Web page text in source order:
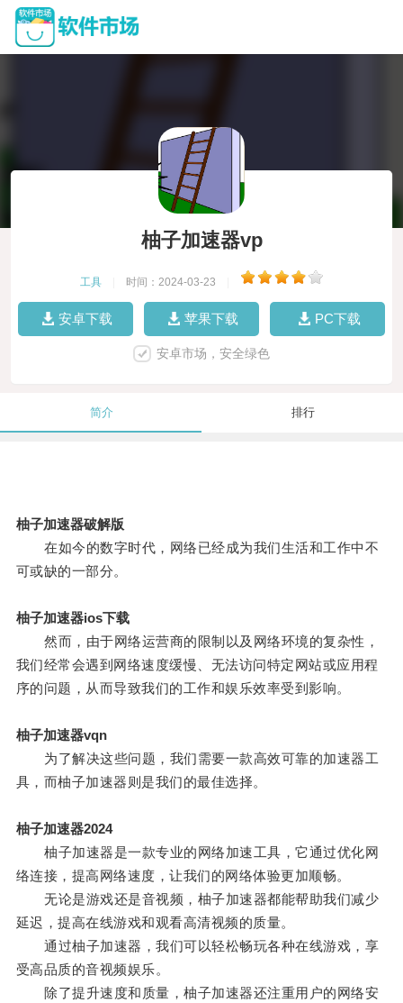
柚子加速器vp
工具 时间：2024-03-23
安卓下载 苹果下载 PC下载
安卓市场，安全绿色
简介 排行
柚子加速器破解版
在如今的数字时代，网络已经成为我们生活和工作中不
可或缺的一部分。
柚子加速器ios下载
然而，由于网络运营商的限制以及网络环境的复杂性，
我们经常会遇到网络速度缓慢、无法访问特定网站或应用程
序的问题，从而导致我们的工作和娱乐效率受到影响。
柚子加速器vqn
为了解决这些问题，我们需要一款高效可靠的加速器工
具，而柚子加速器则是我们的最佳选择。
柚子加速器2024
柚子加速器是一款专业的网络加速工具，它通过优化网
络连接，提高网络速度，让我们的网络体验更加顺畅。
无论是游戏还是音视频，柚子加速器都能帮助我们减少
延迟，提高在线游戏和观看高清视频的质量。
通过柚子加速器，我们可以轻松畅玩各种在线游戏，享
受高品质的音视频娱乐。
除了提升速度和质量，柚子加速器还注重用户的网络安